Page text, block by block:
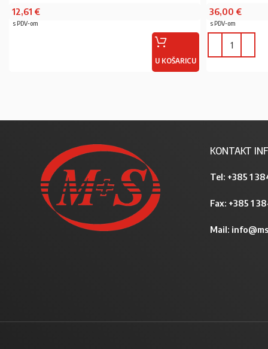
12,61 €
s PDV-om
U KOŠARICU
36,00 €
s PDV-om
KONTAKT
Tel: +385 1
Fax: +385 1
Mail: